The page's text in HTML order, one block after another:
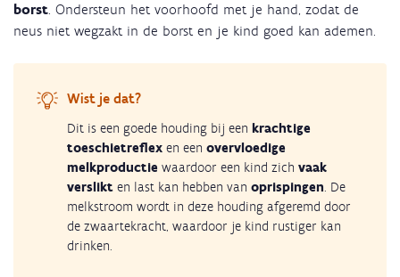
borst. Ondersteun het voorhoofd met je hand, zodat de
neus niet wegzakt in de borst en je kind goed kan ademen.
Wist je dat?
Dit is een goede houding bij een krachtige
toeschietreflex en een overvloedige
melkproductie waardoor een kind zich vaak
verslikt en last kan hebben van oprispingen. De
melkstroom wordt in deze houding afgeremd door
de zwaartekracht, waardoor je kind rustiger kan
drinken.